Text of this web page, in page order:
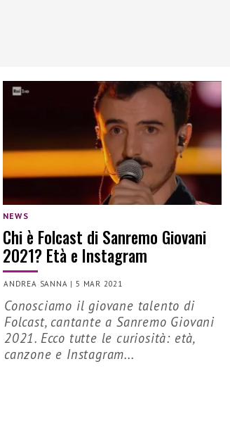
NEWS
Chi è Folcast di Sanremo Giovani
2021? Età e Instagram
ANDREA SANNA |5 MAR 2021
Conosciamo il giovane talento di
Folcast, cantante a Sanremo Giovani
2021. Ecco tutte le curiosità: età,
canzone e Instagram...